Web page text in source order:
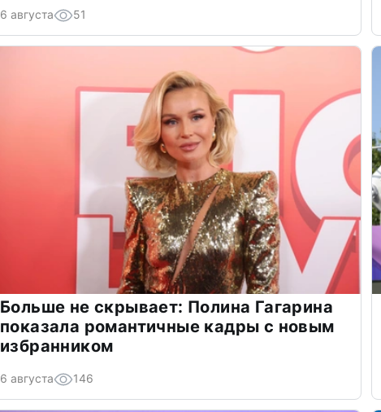
6 августа 51
Больше не скрывает: Полина Гагарина
показала романтичные кадры с новым
избранником
6 августа 146